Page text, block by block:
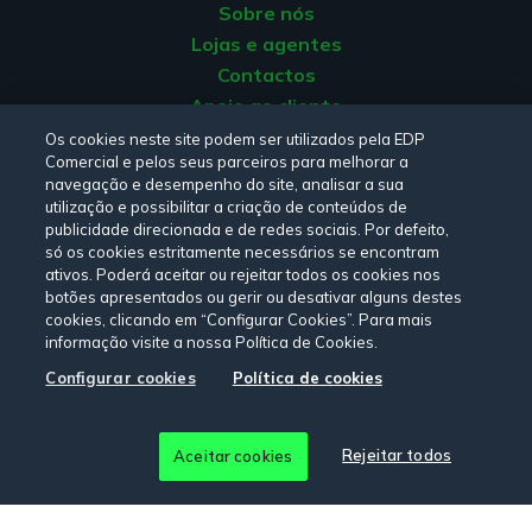
Por fim, a luz do medidor, junto ao botão, deverá ficar
acesa e fixa, indicando que o equipamento está a
comunicar corretamente.
7. Atualize os dados na app
Após concluir a configuração, volte à app EDP para
visualizar novamente os seus dados de produção e
consumo.
A atualização dos dados poderá demorar alguns
para baixo no separador “Em casa”.
Sobre nós
Lojas e agentes
Contactos
Apoio ao cliente
Origem da energia
Livro de reclamações
Consulte a nossa Política de privacidade, Política de cookies
Termos e CondiçõeseDeclaração de Acessibilidade.
Siga-nos:
© Copyright 2026 - EDP Comercial. Todos os direitos
reservados
Os cookies neste site podem ser utilizados pela EDP
Comercial e pelos seus parceiros para melhorar a
navegação e desempenho do site, analisar a sua
utilização e possibilitar a criação de conteúdos de
publicidade direcionada e de redes sociais. Por defeito,
só os cookies estritamente necessários se encontram
ativos. Poderá aceitar ou rejeitar todos os cookies nos
botões apresentados ou gerir ou desativar alguns destes
cookies, clicando em “Configurar Cookies”. Para mais
informação visite a nossa Política de Cookies.
Configurar cookies
Política de cookies
Rejeitar todos
Aceitar cookies